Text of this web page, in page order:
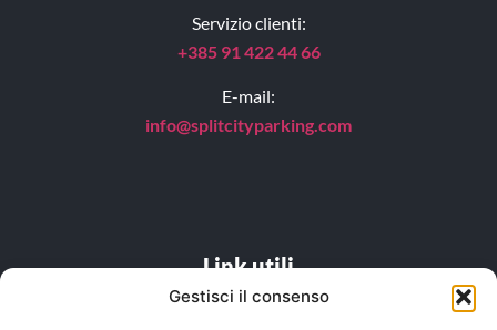
Gestisci il consenso
Servizio clienti:
+385 91 422 44 66
E-mail:
info@splitcityparking.com
Link utili